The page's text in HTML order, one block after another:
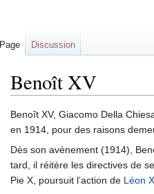
Benoît XV
Aller
à
la
navigation
Aller
à
la
recherche
Benoît XV, Giacomo Della
en 1914, pour des raisons
Dès son avènement (1914),
tard, il réitère les directives de
Pie X, poursuit l’action de Léon
Page Discussion